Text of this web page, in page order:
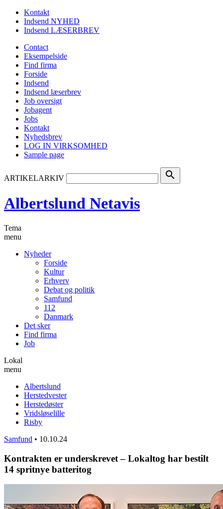
Kontakt
Indsend NYHED
Indsend LÆSERBREV
Contact
Eksempelside
Find firma
Forside
Indsend
Indsend læserbrev
Job oversigt
Jobagent
Jobs
Kontakt
Nyhedsbrev
LOG IN VIRKSOMHED
Sample page
ARTIKELARKIV search
Albertslund Netavis
Tema
menu
Nyheder
Forside
Kultur
Erhverv
Debat og politik
Samfund
112
Danmark
Det sker
Find firma
Job
Lokal
menu
Albertslund
Herstedvester
Herstedøster
Vridsløselille
Risby
Samfund • 10.10.24
Kontrakten er underskrevet – Lokaltog har bestilt
14 spritnye batteritog